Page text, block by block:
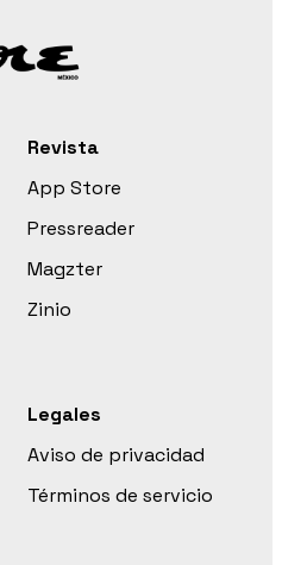
Revista
App Store
Pressreader
Magzter
Zinio
Legales
Aviso de privacidad
Términos de servicio